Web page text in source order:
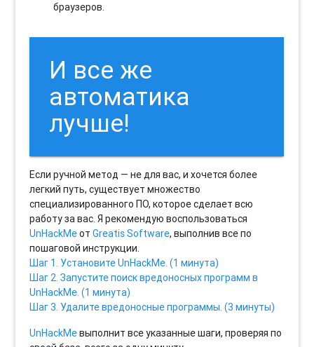
браузеров.
И все же
автоматика
лучше!
Если ручной метод — не для вас, и хочется более
легкий путь, существует множество
специализированного ПО, которое сделает всю
работу за вас. Я рекомендую воспользоваться
UnHackMeотGreatis Software, выполнив все по
пошаговой инструкции.
Шаг 1. Установите UnHackMe. (1 минута)
Шаг 2. Запустите поиск вредоносных программ в
UnHackMe. (1 минута)
Шаг 3. Удалите вредоносные программы. (3 минуты)
UnHackMeвыполнит все указанные шаги, проверяя по